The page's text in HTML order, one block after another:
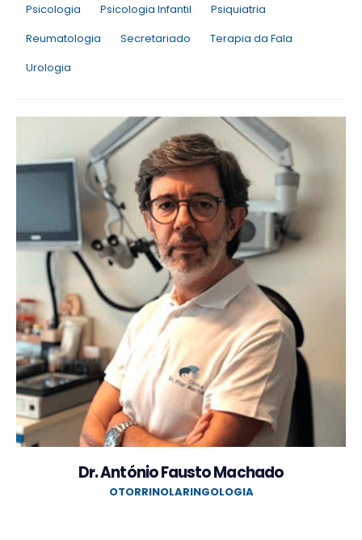
Psicologia
Psicologia Infantil
Psiquiatria
Reumatologia
Secretariado
Terapia da Fala
Urologia
Dr. António Fausto Machado
OTORRINOLARINGOLOGIA